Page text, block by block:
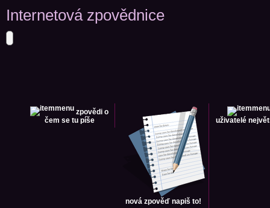
Internetová zpovědnice
zpovědi o
čem se tu píše
nová zpověď napiš to!
uživatelé